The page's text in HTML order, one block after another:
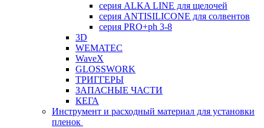
серия ALKA LINE для щелочей
серия ANTISILICONE для солвентов
серия PRO+ph 3-8
3D
WEMATEC
WaveX
GLOSSWORK
ТРИГГЕРЫ
ЗАПАСНЫЕ ЧАСТИ
КЕГА
Инструмент и расходный материал для установки
пленок